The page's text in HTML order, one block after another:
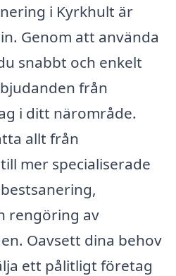
i Kyrkhult är
Genom att använda
snabbt och enkelt
från
i ditt närområde.
allt från
mer specialiserade
rengöring av
Oavsett dina behov
ett pålitligt företag